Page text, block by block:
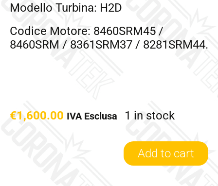
Modello Turbina: H2D
Codice Motore: 8460SRM45 /
8460SRM / 8361SRM37 / 8281SRM44.
€1,600.00 IVA Esclusa 1 in stock
4033096H
Add to cart